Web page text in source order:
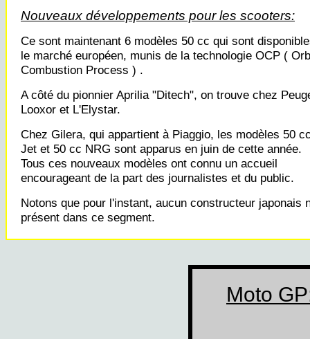
Nouveaux développements pour les scooters:
Ce sont maintenant 6 modèles 50 cc qui sont
le marché européen, munis de la technologie OCP (
Combustion Process ) .
A côté du pionnier Aprilia "Ditech", on trouve chez
Looxor et L'Elystar.
Chez Gilera, qui appartient à Piaggio, les modèles 50
Jet et 50 cc NRG sont apparus en juin de cette année.
Tous ces nouveaux modèles ont connu un accueil
encourageant de la part des journalistes et du public.
Notons que pour l'instant, aucun constructeur japonais
présent dans ce segment.
Moto